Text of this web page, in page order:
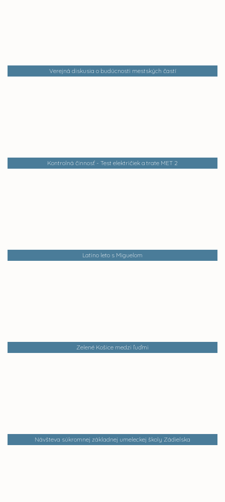
Verejná diskusia o budúcnosti mestských častí
Kontrolná činnosť - Test električiek a trate MET 2
Latino leto s Miguelom
Zelené Košice medzi ľuďmi
Návšteva súkromnej základnej umeleckej školy Zádielska